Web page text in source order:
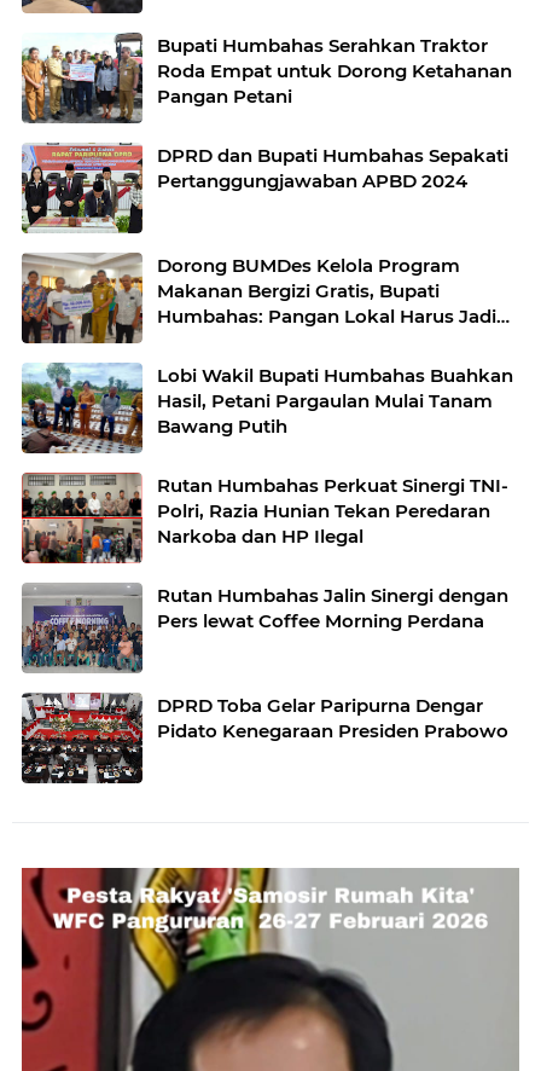
Bupati Humbahas Serahkan Traktor
Roda Empat untuk Dorong Ketahanan
Pangan Petani
DPRD dan Bupati Humbahas Sepakati
Pertanggungjawaban APBD 2024
Dorong BUMDes Kelola Program
Makanan Bergizi Gratis, Bupati
Humbahas: Pangan Lokal Harus Jadi
Lobi Wakil Bupati Humbahas Buahkan
Hasil, Petani Pargaulan Mulai Tanam
Bawang Putih
Rutan Humbahas Perkuat Sinergi TNI-
Polri, Razia Hunian Tekan Peredaran
Narkoba dan HP Ilegal
Rutan Humbahas Jalin Sinergi dengan
Pers lewat Coffee Morning Perdana
DPRD Toba Gelar Paripurna Dengar
Pidato Kenegaraan Presiden Prabowo